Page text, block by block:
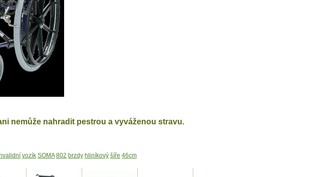
nemůže nahradit pestrou a vyváženou stravu.
vozík SOMA 802 brzdy hliníkový šíře 46cm